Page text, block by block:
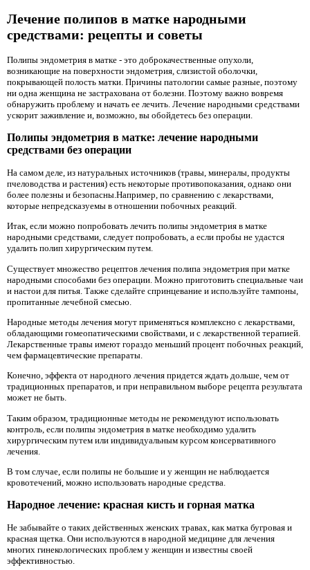
Лечение полипов в матке народными
средствами: рецепты и советы
Полипы эндометрия в матке - это доброкачественные опухоли,
возникающие на поверхности эндометрия, слизистой оболочки,
покрывающей полость матки. Причины патологии самые разные, поэтому
ни одна женщина не застрахована от болезни. Поэтому важно вовремя
обнаружить проблему и начать ее лечить. Лечение народными средствами
ускорит заживление и, возможно, вы обойдетесь без операции.
Полипы эндометрия в матке: лечение народными
средствами без операции
На самом деле, из натуральных источников (травы, минералы, продукты
пчеловодства и растения) есть некоторые противопоказания, однако они
более полезны и безопасны.Например, по сравнению с лекарствами,
которые непредсказуемы в отношении побочных реакций.
Итак, если можно попробовать лечить полипы эндометрия в матке
народными средствами, следует попробовать, а если пробы не удастся
удалить полип хирургическим путем.
Существует множество рецептов лечения полипа эндометрия при матке
народными способами без операции. Можно приготовить специальные чаи
и настои для питья. Также сделайте спринцевание и используйте тампоны,
пропитанные лечебной смесью.
Народные методы лечения могут применяться комплексно с лекарствами,
обладающими гомеопатическими свойствами, и с лекарственной терапией.
Лекарственные травы имеют гораздо меньший процент побочных реакций,
чем фармацевтические препараты.
Конечно, эффекта от народного лечения придется ждать дольше, чем от
традиционных препаратов, и при неправильном выборе рецепта результата
может не быть.
Таким образом, традиционные методы не рекомендуют использовать
контроль, если полипы эндометрия в матке необходимо удалить
хирургическим путем или индивидуальным курсом консервативного
лечения.
В том случае, если полипы не большие и у женщин не наблюдается
кровотечений, можно использовать народные средства.
Народное лечение: красная кисть и горная матка
Не забывайте о таких действенных женских травах, как матка бугровая и
красная щетка. Они используются в народной медицине для лечения
многих гинекологических проблем у женщин и известны своей
эффективностью.